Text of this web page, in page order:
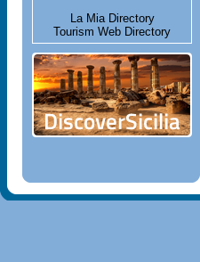
La Mia Directory
Tourism Web Directory